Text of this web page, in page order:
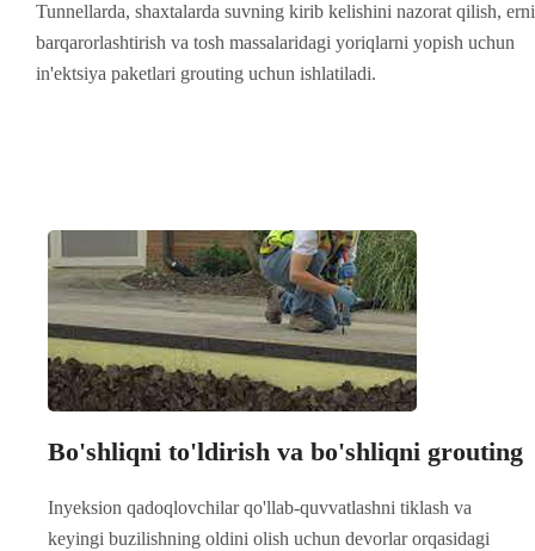
Tunnellarda, shaxtalarda suvning kirib kelishini nazorat qilish, erni
barqarorlashtirish va tosh massalaridagi yoriqlarni yopish uchun
in'ektsiya paketlari grouting uchun ishlatiladi.
Bo'shliqni to'ldirish va bo'shliqni grouting
Inyeksion qadoqlovchilar qo'llab-quvvatlashni tiklash va
keyingi buzilishning oldini olish uchun devorlar orqasidagi